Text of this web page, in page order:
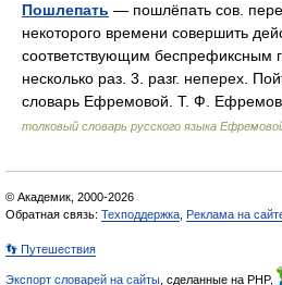
Пошлепать — пошлёпать сов.
некоторого времени совершить
соответствующим беспрефиксным
несколько раз. 3. разг. неперех.
словарь Ефремовой. Т. Ф.
толковый словарь русского языка
© Академик, 2000-2026
Обратная связь: Техподдержка Реклама на
👣 Путешествия
Экспорт словарей на сайты , сделанные на PHP,